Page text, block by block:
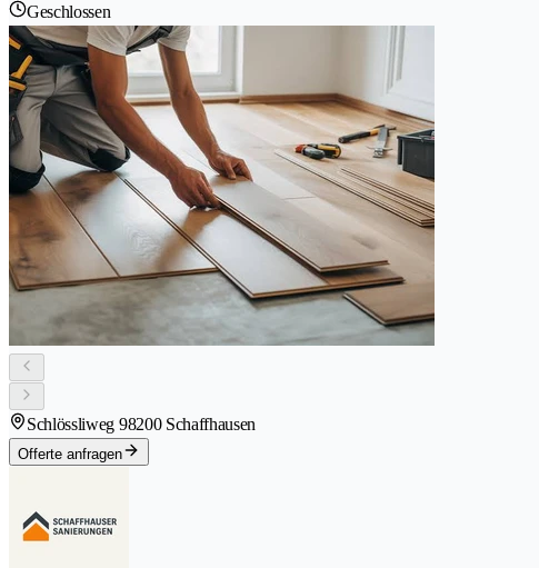
Geschlossen
Schlössliweg 98200 Schaffhausen
Offerte anfragen